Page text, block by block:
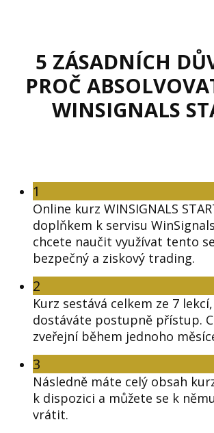
5 ZÁSADNÍCH
PROČ
WINSIGNALS
1
Online kurz WINSIGNALS
doplňkem k servisu
chcete naučit využívat tento
bezpečný a ziskový trading.
2
Kurz sestává celkem ze 7
dostáváte postupně přístup.
zveřejní během jednoho
3
Následně máte celý obsah
k dispozici a můžete se k
vrátit.